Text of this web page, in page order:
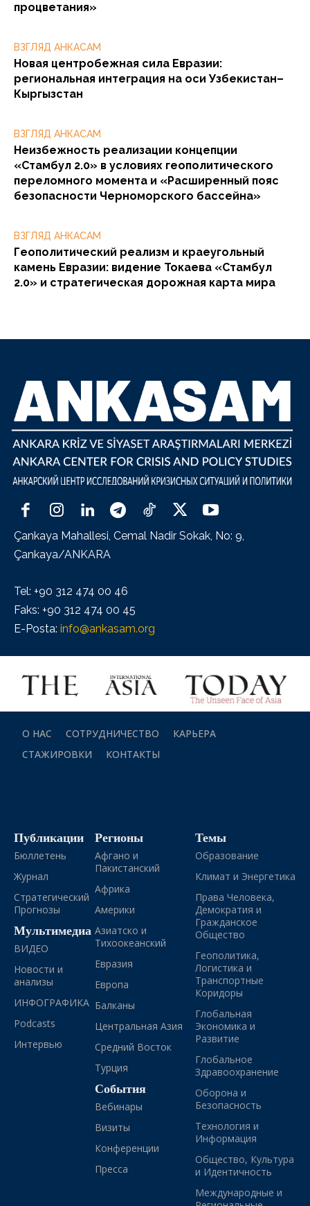
процветания»
ВЗГЛЯД АНКАСАМ
Новая центробежная сила Евразии:
региональная интеграция на оси Узбекистан–
Кыргызстан
ВЗГЛЯД АНКАСАМ
Неизбежность реализации концепции
«Стамбул 2.0» в условиях геополитического
переломного момента и «Расширенный пояс
безопасности Черноморского бассейна»
ВЗГЛЯД АНКАСАМ
Геополитический реализм и краеугольный
камень Евразии: видение Токаева «Стамбул
2.0» и стратегическая дорожная карта мира
Çankaya Mahallesi, Cemal Nadir Sokak, No: 9,
Çankaya/ANKARA
Tel: +90 312 474 00 46
Faks: +90 312 474 00 45
E-Posta: info@ankasam.org
О НАС СОТРУДНИЧЕСТВО
КАРЬЕРА
СТАЖИРОВКИ
КОНТАКТЫ
Публикации
Бюллетень
Журнал
Стратегический
Прогнозы
Мультимедиа
ВИДЕО
Новости и
анализы
ИНФОГРАФИКА
Podcasts
Интервью
Регионы
Афгано и
Пакистанский
Африка
Америки
Азиатско и
Тихоокеанский
Евразия
Европа
Балканы
Центральная Азия
Средний Восток
Турция
События
Вебинары
Визиты
Конференции
Пресса
Темы
Образование
Климат и Энергетика
Права Человека,
Демократия и
Гражданское
Общество
Геополитика,
Логистика и
Транспортные
Коридоры
Глобальная
Экономика и
Развитие
Глобальное
Здравоохранение
Оборона и
Безопасность
Технология и
Информация
Общество, Культура
и Идентичность
Международные и